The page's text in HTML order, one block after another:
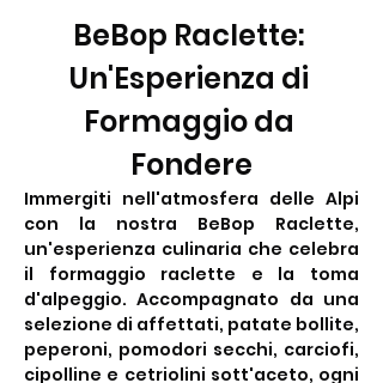
BeBop Raclette:
Un'Esperienza di
Formaggio da
Fondere
Immergiti nell'atmosfera delle Alpi
con la nostra BeBop Raclette,
un'esperienza culinaria che celebra
il formaggio raclette e la toma
d'alpeggio. Accompagnato da una
selezione di affettati, patate bollite,
peperoni, pomodori secchi, carciofi,
cipolline e cetriolini sott'aceto, ogni